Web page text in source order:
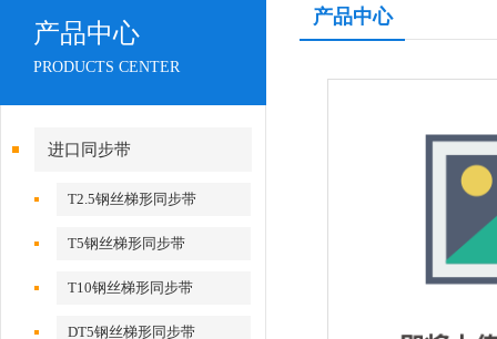
产品中心
PRODUCTS CENTER
进口同步带
T2.5钢丝梯形同步带
T5钢丝梯形同步带
T10钢丝梯形同步带
DT5钢丝梯形同步带
产品中心